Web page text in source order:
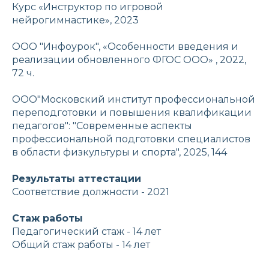
Курс «Инструктор по игровой
нейрогимнастике», 2023
ООО "Инфоурок", «Особенности введения и
реализации обновленного ФГОС ООО» , 2022,
72 ч.
ООО"Московский институт профессиональной
переподготовки и повышения квалификации
педагогов": "Современные аспекты
профессиональной подготовки специалистов
в области физкультуры и спорта", 2025, 144
Результаты аттестации
Соответствие должности - 2021
Стаж работы
Педагогический стаж - 14 лет
Общий стаж работы - 14 лет